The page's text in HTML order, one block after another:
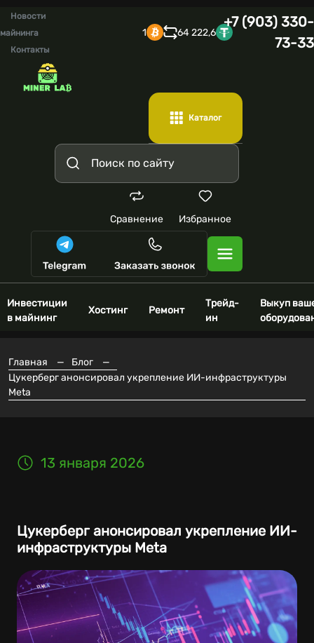
Новости
майнинга
Контакты
1 64 222,6
+7 (903) 330-
73-33
Каталог
Сравнение Избранное
Инвестиции
в майнинг
Хостинг Ремонт
Трейд-
ин
Выкуп
Главная — Блог
—
Цукерберг анонсировал укрепление ИИ-инфраструктуры
Meta
13 января 2026
Цукерберг анонсировал укрепление ИИ-
инфраструктуры Meta